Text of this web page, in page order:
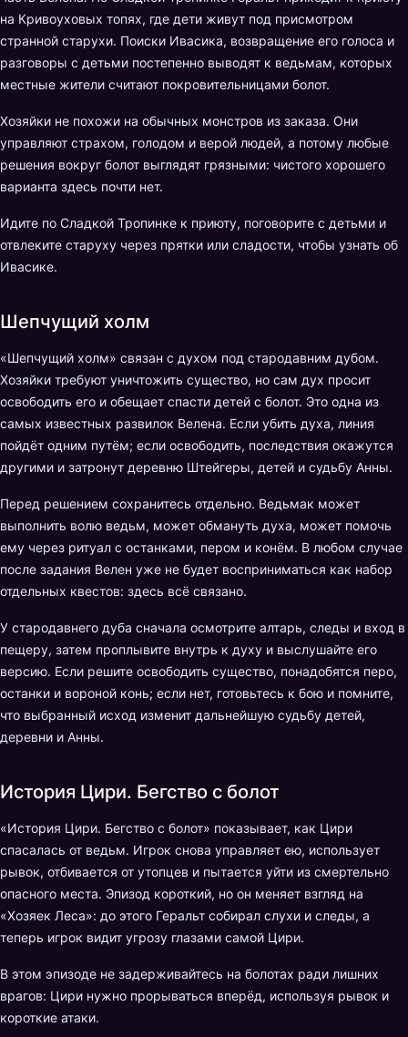
на Кривоуховых топях, где дети живут под присмотром
странной старухи. Поиски Ивасика, возвращение его голоса и
разговоры с детьми постепенно выводят к ведьмам, которых
местные жители считают покровительницами болот.
Хозяйки не похожи на обычных монстров из заказа. Они
управляют страхом, голодом и верой людей, а потому любые
решения вокруг болот выглядят грязными: чистого хорошего
варианта здесь почти нет.
Идите по Сладкой Тропинке к приюту, поговорите с детьми и
отвлеките старуху через прятки или сладости, чтобы узнать об
Ивасике.
Шепчущий холм
«Шепчущий холм» связан с духом под стародавним дубом.
Хозяйки требуют уничтожить существо, но сам дух просит
освободить его и обещает спасти детей с болот. Это одна из
самых известных развилок Велена. Если убить духа, линия
пойдёт одним путём; если освободить, последствия окажутся
другими и затронут деревню Штейгеры, детей и судьбу Анны.
Перед решением сохранитесь отдельно. Ведьмак может
выполнить волю ведьм, может обмануть духа, может помочь
ему через ритуал с останками, пером и конём. В любом случае
после задания Велен уже не будет восприниматься как набор
отдельных квестов: здесь всё связано.
У стародавнего дуба сначала осмотрите алтарь, следы и вход в
пещеру, затем проплывите внутрь к духу и выслушайте его
версию. Если решите освободить существо, понадобятся перо,
останки и вороной конь; если нет, готовьтесь к бою и помните,
что выбранный исход изменит дальнейшую судьбу детей,
деревни и Анны.
История Цири. Бегство с болот
«История Цири. Бегство с болот» показывает, как Цири
спасалась от ведьм. Игрок снова управляет ею, использует
рывок, отбивается от утопцев и пытается уйти из смертельно
опасного места. Эпизод короткий, но он меняет взгляд на
«Хозяек Леса»: до этого Геральт собирал слухи и следы, а
теперь игрок видит угрозу глазами самой Цири.
В этом эпизоде не задерживайтесь на болотах ради лишних
врагов: Цири нужно прорываться вперёд, используя рывок и
короткие атаки.